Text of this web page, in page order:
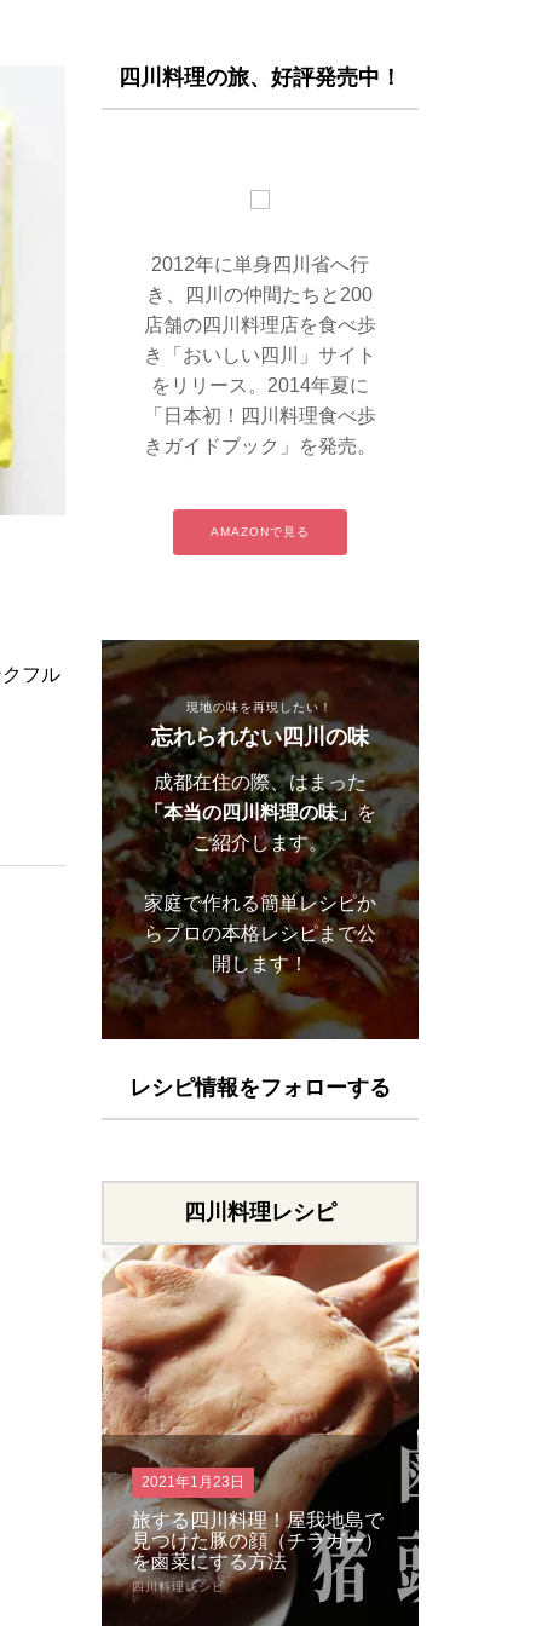
フル
四川料理の旅、好評発売中！
2012年に単身四川省へ行
き、四川の仲間たちと200
店舗の四川料理店を食べ歩
き「おいしい四川」サイト
をリリース。2014年夏に
「日本初！四川料理食べ歩
きガイドブック」を発売。
AMAZONで見る
現地の味を再現したい！
忘れられない四川の味
成都在住の際、はまった
「本当の四川料理の味」を
ご紹介します。
家庭で作れる簡単レシピか
らプロの本格レシピまで公
開します！
レシピ情報をフォローする
四川料理レシピ
2020年10月29日
仕上げは金の太陽花椒！四川
のお母さんが教える家庭で作
れる本場の麻婆豆腐の作り方
四川料理レシピ